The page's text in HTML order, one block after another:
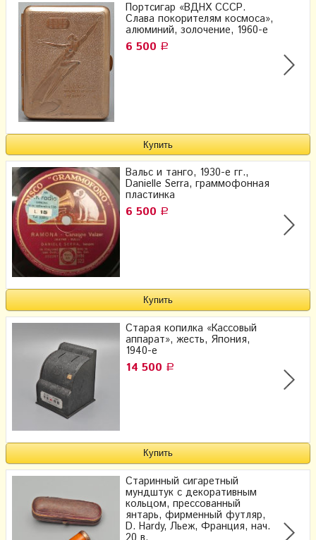
Портсигар «ВДНХ СССР.
Слава покорителям космоса»,
алюминий, золочение, 1960-е
6 500 Р
Вальс и танго, 1930-е гг.,
Danielle Serra, граммофонная
пластинка
6 500 Р
Старая копилка «Кассовый
аппарат», жесть, Япония,
1940-е
14 500 Р
Старинный сигаретный
мундштук с декоративным
кольцом, прессованный
янтарь, фирменный футляр,
D. Hardy, Льеж, Франция, нач.